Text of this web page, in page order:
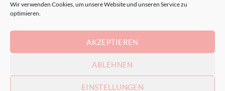
Wir verwenden Cookies, um unsere Website und unseren Service zu
optimieren.
AKZEPTIEREN
ABLEHNEN
EINSTELLUNGEN
Our Sitemap
RECENT POSTS